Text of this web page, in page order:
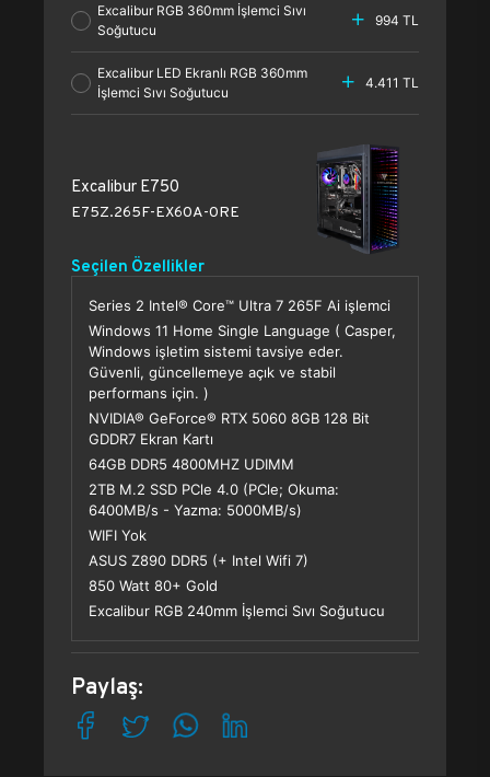
Excalibur RGB 360mm İşlemci Sıvı
Soğutucu
994 TL
Excalibur LED Ekranlı RGB 360mm
İşlemci Sıvı Soğutucu
4.411 TL
Excalibur E750
E75Z.265F-EX60A-0RE
Seçilen Özellikler
Series 2 Intel® Core™ Ultra 7 265F Ai işlemci
Windows 11 Home Single Language ( Casper,
Windows işletim sistemi tavsiye eder.
Güvenli, güncellemeye açık ve stabil
performans için. )
NVIDIA® GeForce® RTX 5060 8GB 128 Bit
GDDR7 Ekran Kartı
64GB DDR5 4800MHZ UDIMM
2TB M.2 SSD PCle 4.0 (PCle; Okuma:
6400MB/s - Yazma: 5000MB/s)
WIFI Yok
ASUS Z890 DDR5 (+ Intel Wifi 7)
850 Watt 80+ Gold
Excalibur RGB 240mm İşlemci Sıvı Soğutucu
Paylaş: